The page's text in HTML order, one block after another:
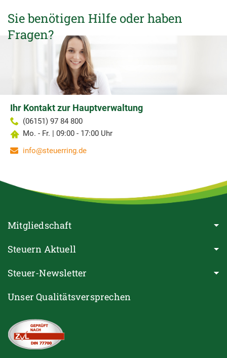
Sie benötigen Hilfe oder haben
Fragen?
Ihr Kontakt zur Hauptverwaltung
(06151) 97 84 800
Mo. - Fr. | 09:00 - 17:00 Uhr
info@steuerring.de
Mitgliedschaft
Steuern Aktuell
Steuer-Newsletter
Unser Qualitätsversprechen